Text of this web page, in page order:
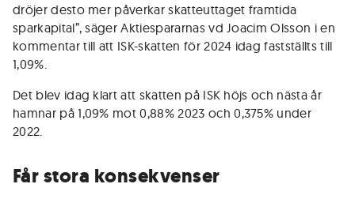
dröjer desto mer påverkar skatteuttaget framtida
sparkapital”, säger Aktiespararnas vd Joacim Olsson i en
kommentar till att ISK-skatten för 2024 idag fastställts till
1,09%.
Det blev idag klart att skatten på ISK höjs och nästa år
hamnar på 1,09% mot 0,88% 2023 och 0,375% under
2022.
Får stora konsekvenser